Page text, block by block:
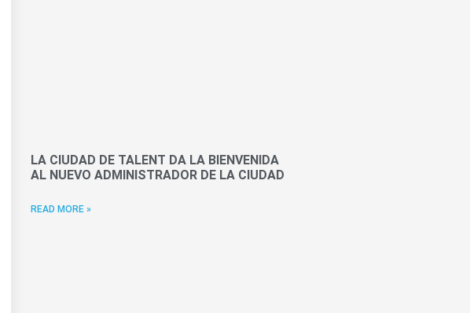
LA CIUDAD DE TALENT DA LA BIENVENIDA
AL NUEVO ADMINISTRADOR DE LA CIUDAD
READ MORE »